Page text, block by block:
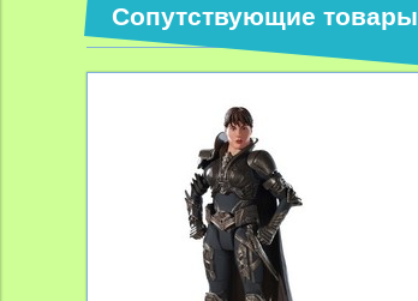
Сопутствующие товары